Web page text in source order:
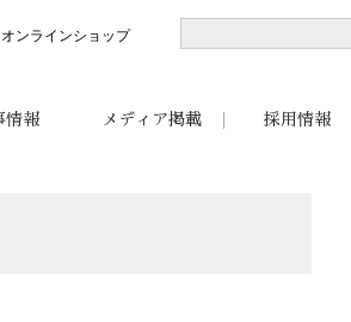
オンラインショップ
情報 メディア掲載 採用情報